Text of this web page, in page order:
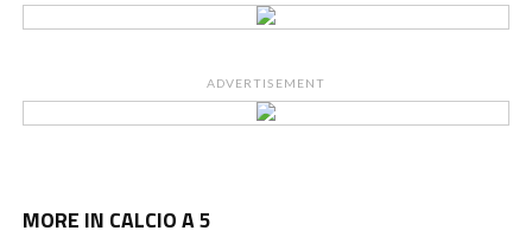
ADVERTISEMENT
MORE IN CALCIO A 5